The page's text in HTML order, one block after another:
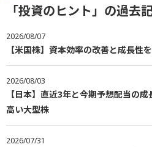
「投資のヒント」の過去
2026/08/07
【米国株】資本効率の改善と成長性
2026/08/03
【日本】直近3年と今期予想配当の
高い大型株
2026/07/31